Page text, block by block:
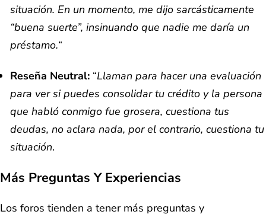
situación. En un momento, me dijo sarcásticamente
“buena suerte”, insinuando que nadie me daría un
préstamo.“
Reseña Neutral: “Llaman para hacer una evaluación
para ver si puedes consolidar tu crédito y la persona
que habló conmigo fue grosera, cuestiona tus
deudas, no aclara nada, por el contrario, cuestiona tu
situación.
Más Preguntas Y Experiencias
Los foros tienden a tener más preguntas y